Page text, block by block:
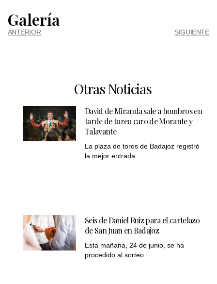
Galería
ANTERIOR SIGUIENTE
Otras Noticias
David de Miranda sale a hombros en
tarde de toreo caro de Morante y
Talavante
La plaza de toros de Badajoz registró
la mejor entrada
Seis de Daniel Ruiz para el cartelazo
de San Juan en Badajoz
Esta mañana, 24 de junio, se ha
procedido al sorteo